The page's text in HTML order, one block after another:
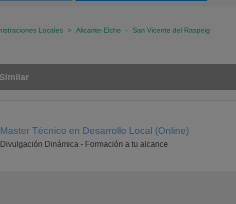
Locales > Alicante-Elche - San Vicente del Raspeig
Master Técnico en Desarrollo Local (Online)
Divulgación Dinámica - Formación a tu alcance